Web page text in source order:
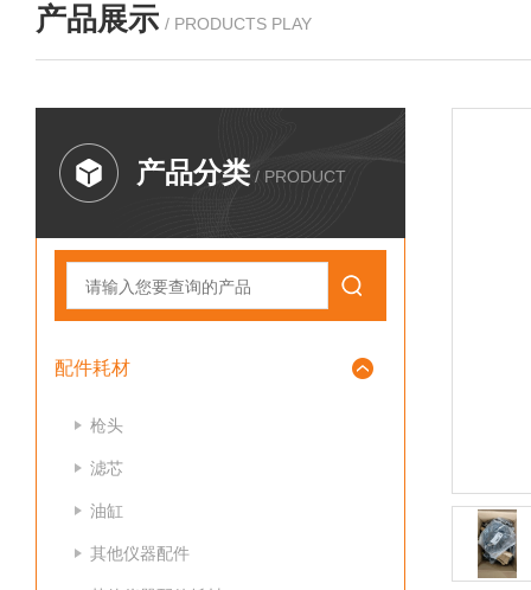
产品展示 / PRODUCTS PLAY
产品分类 / PRODUCT
配件耗材
枪头
滤芯
油缸
其他仪器配件